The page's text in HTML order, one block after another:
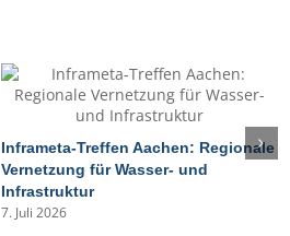
Inframeta-Treffen Aachen: Regionale
Vernetzung für Wasser- und
Infrastruktur
7. Juli 2026